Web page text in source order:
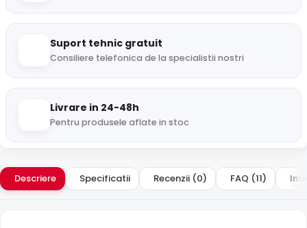
Suport tehnic gratuit
Consiliere telefonica de la specialistii nostri
Livrare in 24-48h
Pentru produsele aflate in stoc
Descriere Specificatii Recenzii (0) FAQ (11)